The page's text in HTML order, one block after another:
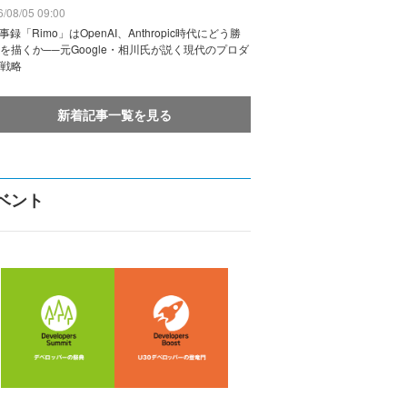
08/05 09:00
録「Rimo」はOpenAI、Anthropic時代にどう勝
描くか──元Google・相川氏が説く現代のプロダ
略
新着記事一覧を見る
ント